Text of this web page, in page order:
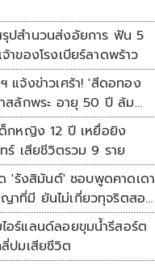
ปสำนวนส่งอัยการ ฟัน 5
าของโรงเบียร์ลาดพร้าว
แจ้งข่าวเศร้า! 'สีดอทอง
สลักพระ อายุ 50 ปี ล้ม
กหญิง 12 ปี เหยื่อยิง
ร์ เสียชีวิตรวม 9 ราย
'รังสิมันต์' ชอบพูดคาดเดา
ที่มี ยันไม่เกี่ยวทุจริตสอบ
อร์แลนด์ลอยขุมน้ำรีสอร์ต
ปมเสียชีวิต